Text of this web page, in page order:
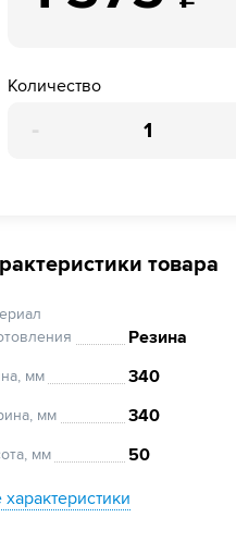
Количество
-
товара
Резина
мм 340
мм 340
мм
50
характеристики